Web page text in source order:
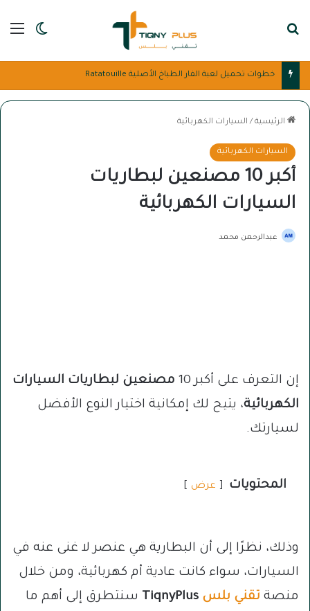
الوضع
تحميل لعبة ناروتو للكمبيوتر بحجم صغير في 4 خطوات Naruto
الرئيسية / السيارات الكهربائية
السيارات الكهربائية
أكبر 10 مصنعين لبطاريات
السيارات الكهربائية
عبدالرحمن محمد
إن التعرف على أكبر 10
مصنعين لبطاريات السيارات
الكهربائية، يتيح لك إمكانية اختيار النوع الأفضل
لسيارتك.
المحتويات عرض
وذلك، نظرًا إلى أن البطارية هي عنصر لا غنى عنه في
السيارات، سواء كانت عادية أم كهربائية، ومن خلال
منصة تقني بلس
سنتطرق إلى أهم ما